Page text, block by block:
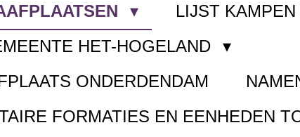
LIJST
HET-HOGELAND
ONDERDENDAM
FORMATIES EN EENHEDEN